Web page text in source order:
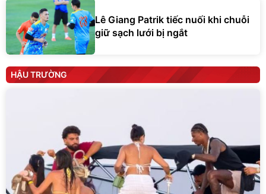
Lê Giang Patrik tiếc nuối khi chuỗi
giữ sạch lưới bị ngắt
HẬU TRƯỜNG